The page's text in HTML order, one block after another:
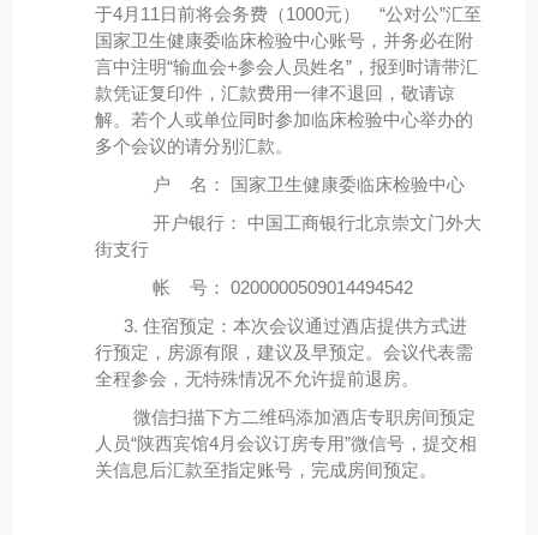
于4月11日前将会务费（1000元） “公对公”汇至
国家卫生健康委临床检验中心账号，并务必在附
言中注明“输血会+参会人员姓名”，报到时请带汇
款凭证复印件，汇款费用一律不退回，敬请谅
解。若个人或单位同时参加临床检验中心举办的
多个会议的请分别汇款。
户 名： 国家卫生健康委临床检验中心
开户银行： 中国工商银行北京崇文门外大
街支行
帐 号： 0200000509014494542
3. 住宿预定：本次会议通过酒店提供方式进
行预定，房源有限，建议及早预定。会议代表需
全程参会，无特殊情况不允许提前退房。
微信扫描下方二维码添加酒店专职房间预定
人员“陕西宾馆4月会议订房专用”微信号，提交相
关信息后汇款至指定账号，完成房间预定。